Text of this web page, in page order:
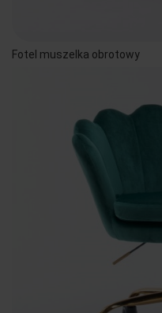
Fotel muszelka obrotowy